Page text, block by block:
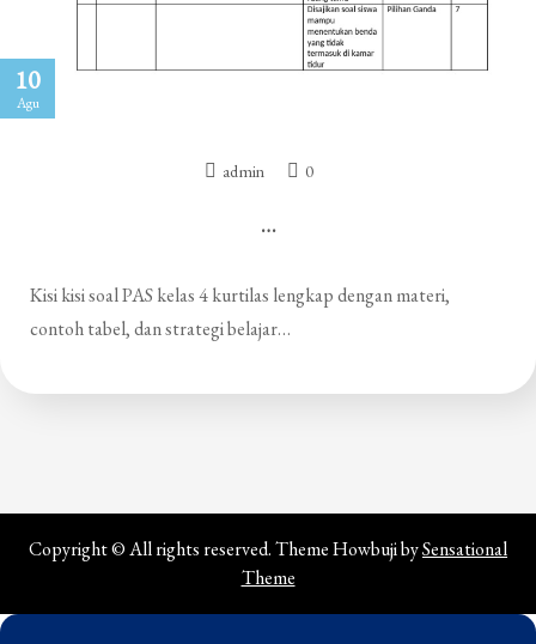
10
Agu
admin 0
…
Kisi kisi soal PAS kelas 4 kurtilas lengkap dengan materi,
contoh tabel, dan strategi belajar…
Copyright © All rights reserved. Theme Howbuji bySensational
Theme